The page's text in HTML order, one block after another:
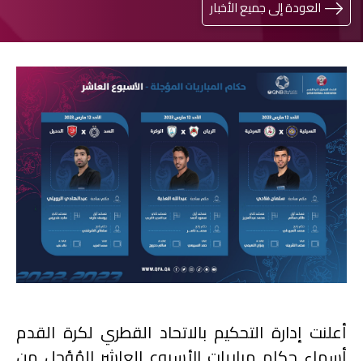
العودة إلى جميع الأخبار
أعلنت إدارة التحكيم بالاتحاد القطري لكرة القدم